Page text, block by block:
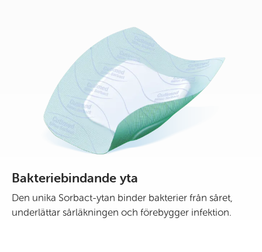
Bakteriebindande yta
Den unika Sorbact-ytan binder bakterier från såret,
underlättar sårläkningen och förebygger infektion.